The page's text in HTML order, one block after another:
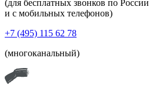
(для бесплатных звонков по России
и с мобильных телефонов)
+7 (495) 115 62 78
(многоканальный)